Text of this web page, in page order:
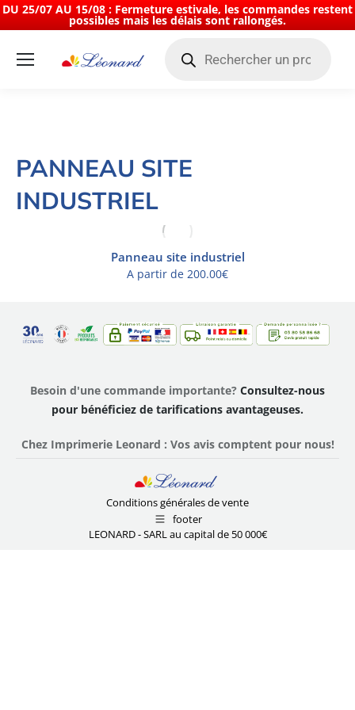
DU 25/07 AU 15/08 : Fermeture estivale, les commandes restent
possibles mais les délais sont rallongés.
produits
PANNEAU SITE
INDUSTRIEL
Panneau site industriel
A partir de 200.00€
Besoin d'une commande importante? Consultez-nous
pour bénéficiez de tarifications avantageuses.
Chez Imprimerie Leonard : Vos avis comptent pour nous!
Conditions générales de vente
footer
LEONARD - SARL au capital de 50 000€